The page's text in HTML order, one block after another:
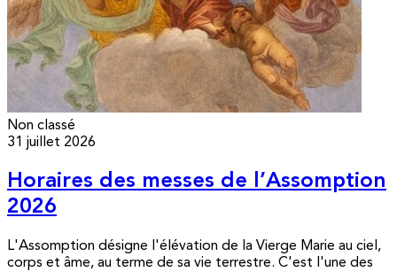
Non classé
31 juillet 2026
Horaires des messes de l’Assomption
2026
L'Assomption désigne l'élévation de la Vierge Marie au ciel,
corps et âme, au terme de sa vie terrestre. C'est l'une des